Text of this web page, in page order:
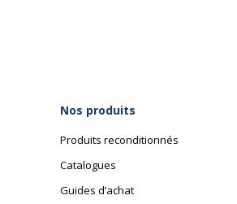
Nos produits
Produits reconditionnés
Catalogues
Guides d’achat